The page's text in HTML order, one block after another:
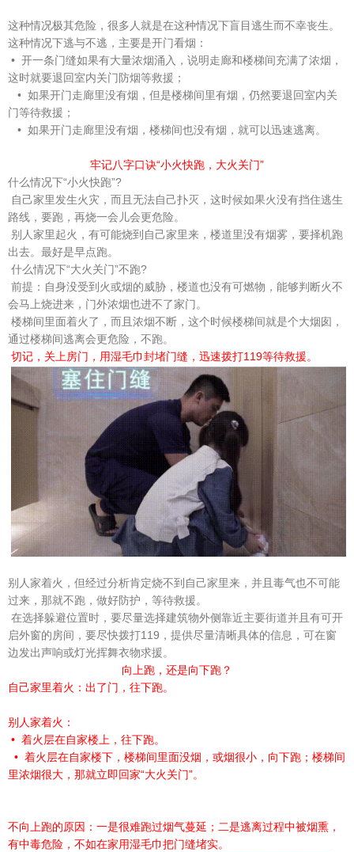
这种情况极其危险，很多人就是在这种情况下盲目逃生而不幸丧生。
这种情况下逃与不逃，主要是开门看烟：
• 开一条门缝如果有大量浓烟涌入，说明走廊和楼梯间充满了浓烟，
这时就要退回室内关门防烟等救援；
• 如果开门走廊里没有烟，但是楼梯间里有烟，仍然要退回室内关
门等待救援；
• 如果开门走廊里没有烟，楼梯间也没有烟，就可以迅速逃离。
牢记八字口诀“小火快跑，大火关门”
什么情况下“小火快跑”?
自己家里发生火灾，而且无法自己扑灭，这时候如果火没有挡住逃生
路线，要跑，再烧一会儿会更危险。
别人家里起火，有可能烧到自己家里来，楼道里没有烟雾，要择机跑
出去。最好是早点跑。
什么情况下“大火关门”不跑?
前提：自身没受到火或烟的威胁，楼道也没有可燃物，能够判断火不
会马上烧进来，门外浓烟也进不了家门。
楼梯间里面着火了，而且浓烟不断，这个时候楼梯间就是个大烟囱，
通过楼梯间逃离会更危险，不跑。
切记，关上房门，用湿毛巾封堵门缝，迅速拨打119等待救援。
别人家着火，但经过分析肯定烧不到自己家里来，并且毒气也不可能
过来，那就不跑，做好防护，等待救援。
在选择躲避位置时，要尽量选择建筑物外侧靠近主要街道并且有可开
启外窗的房间，要尽快拨打119，提供尽量清晰具体的信息，可在窗
边发出声响或灯光挥舞衣物求援。
向上跑，还是向下跑？
自己家里着火：出了门，往下跑。
别人家着火：
• 着火层在自家楼上，往下跑。
• 着火层在自家楼下，楼梯间里面没烟，或烟很小，向下跑；楼梯间
里浓烟很大，那就立即回家“大火关门”。
不向上跑的原因：一是很难跑过烟气蔓延；二是逃离过程中被烟熏，
有中毒危险，不如在家用湿毛巾把门缝堵实。